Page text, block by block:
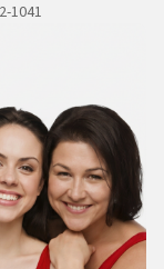
1041